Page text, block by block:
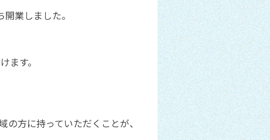
業しました。
ます。
方に持っていただくことが、